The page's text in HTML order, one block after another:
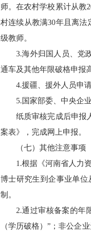
师。在农村学校累计从教
村连续从教满30年且离法
级教师。
3.海外归国人员、党
通车及其他年限破格申报
4.援疆、援外人员申
5.国家部委、中央企
纸质审核完成后申报
案表》，完成网上申报。
（七）其他注意事项
1.根据《河南省人力
博士研究生到企事业单
制。
2.通过审核备案的年
（学历破格）”；非公企